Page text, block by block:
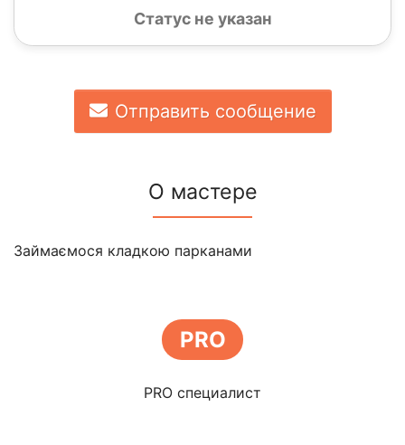
Статус не указан
Отправить сообщение
О мастере
Займаємося кладкою парканами
PRO
PRO специалист